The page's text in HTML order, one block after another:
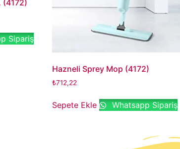
(4172)
Sipariş
Hazneli Sprey Mop (4172)
₺712,22
Sepete Ekle Whatsapp Sipariş